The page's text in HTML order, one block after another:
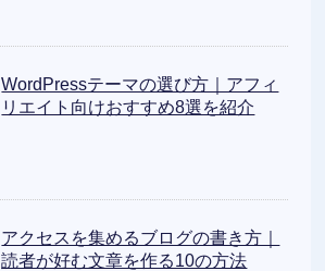
WordPressテーマの選び方｜アフィ
リエイト向けおすすめ8選を紹介
アクセスを集めるブログの書き方｜
読者が好む文章を作る10の方法